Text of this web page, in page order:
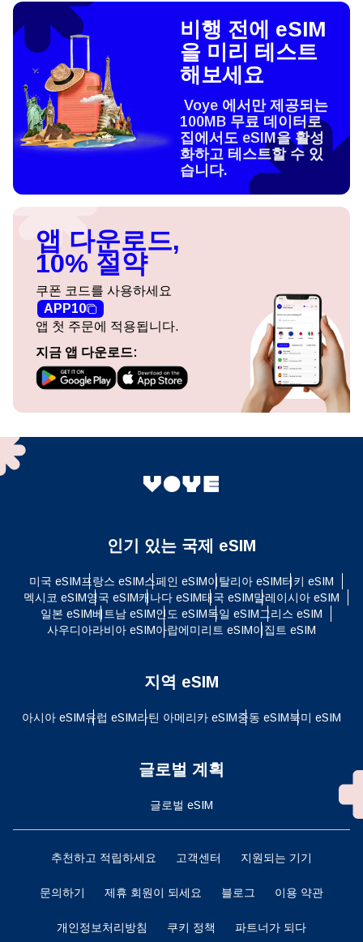
비행 전에 eSIM
을 미리 테스트
해보세요
Voye 에서만 제공되는
100MB 무료 데이터로
집에서도 eSIM을 활성
화하고 테스트할 수 있
습니다.
앱 다운로드,
10% 절약
쿠폰 코드를 사용하세요
APP10
앱 첫 주문에 적용됩니다.
지금 앱 다운로드:
인기 있는 국제 eSIM
미국 eSIM프랑스 eSIM스페인 eSIM이탈리아 eSIM터키 eSIM
멕시코 eSIM영국 eSIM캐나다 eSIM태국 eSIM말레이시아 eSIM
일본 eSIM베트남 eSIM인도 eSIM독일 eSIM그리스 eSIM
사우디아라비아 eSIM아랍에미리트 eSIM이집트 eSIM
지역 eSIM
아시아 eSIM유럽 ​​eSIM라틴 아메리카 eSIM중동 eSIM북미 eSIM
글로벌 계획
글로벌 eSIM
추천하고 적립하세요 고객센터 지원되는 기기
문의하기 제휴 회원이 되세요 블로그 이용 약관
개인정보처리방침 쿠키 정책 파트너가 되다